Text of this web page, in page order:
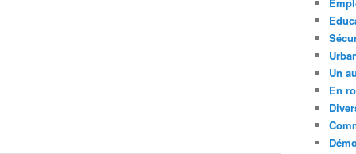
Un
En